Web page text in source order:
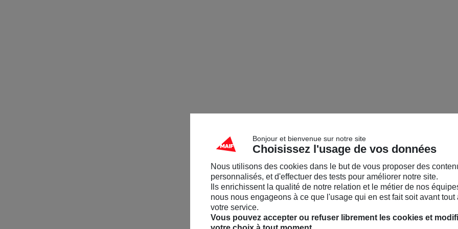
Bonjour et bienvenue sur notre site
Choisissez l'usage de vos données
Nous utilisons des cookies dans le but de vous proposer des
personnalisés, et d'effectuer des tests pour améliorer notre site.
Ils enrichissent la qualité de notre relation et le métier de nos
nous nous engageons à ce que l'usage qui en est fait soit avant tout
votre service.
Vous pouvez accepter ou refuser librement les cookies et